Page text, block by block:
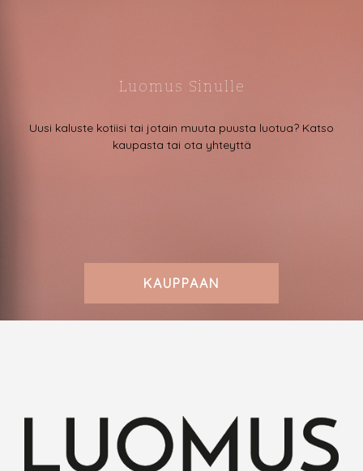
Luomus Sinulle
Uusi kaluste kotiisi tai jotain muuta puusta luotua? Katso
kaupasta tai ota yhteyttä
KAUPPAAN